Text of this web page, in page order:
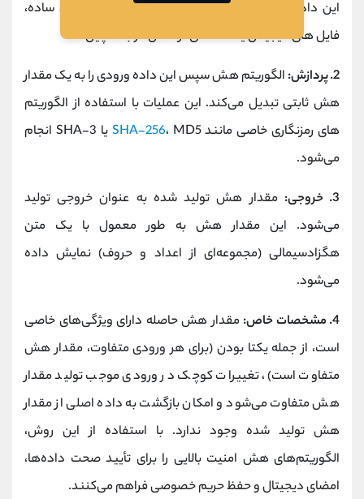
این داده می‌تواند هر نوع اطلاعاتی باشد، از جمله متن ساده،
فایل‌ های دیجیتال یا داده‌های تراکنش در بلاک چین.
2. پردازش:
الگوریتم هش سپس این داده ورودی را به یک مقدار
هش ثابتی تبدیل می‌کند. این عملیات با استفاده از الگوریتم‌
های رمزنگاری خاصی مانند
SHA-256
، MD5 یا SHA-3 انجام
می‌شود.
3. خروجی:
مقدار هش تولید شده به عنوان خروجی تولید
می‌شود. این مقدار هش به طور معمول با یک متن
هگزادسیمالی (مجموعه‌ای از اعداد و حروف) نمایش داده
می‌شود.
4. مشخصات خاص:
مقدار هش حاصله دارای ویژگی‌های خاصی
است، از جمله یکتا بودن (برای هر ورودی متفاوت، مقدار هش
متفاوت است)، تغییرات کوچک در ورودی موجب تولید مقدار
هش متفاوت می‌شود و امکان بازگشت به داده اصلی از مقدار
هش تولید شده وجود ندارد. با استفاده از این روش،
الگوریتم‌های هش امنیت بالایی را برای تأیید صحت داده‌ها،
امضای دیجیتال و حفظ حریم خصوصی فراهم می‌کنند.